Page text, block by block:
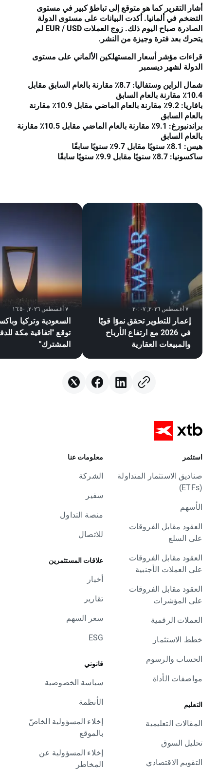
أشار التقرير كما هو متوقع إلى تباطؤ كبير في مستوى
التضخم في ألمانيا. أكدت البيانات على مستوى الدولة
الصادرة صباح اليوم ذلك. زوج العملات EUR / USD لم
يتحرك بعد فترة وجيزة من النشر.
قراءات مؤشر أسعار المستهلكين الألماني على مستوى
الدولة لشهر ديسمبر
شمال الراين وستفاليا: 8.7٪ مقارنة بالعام السابق مقابل
10.4٪ مقارنة بالعام السابق
بافاريا: 9.2٪ مقارنة بالعام الماضي مقابل 10.9٪ مقارنة
بالعام السابق
براندنبورغ: 9.1٪ مقارنة بالعام الماضي مقابل 10.5٪ مقارنة
بالعام السابق
هيس: 8.1٪ سنويًا مقابل 9.7٪ سنويًا سابقًا
ساكسونيا: 8.7٪ سنويًا مقابل 9.9٪ سنويًا سابقًا
٧ أغسطس ٢٠٢٦, ٢٠:٠٧
إعمار للتطوير تحقق نموًا قويًا
في 2026 مع ارتفاع الأرباح
والمبيعات العقارية
٧ أغسطس ٢٠٢٦, ١٦:٥٠
السعودية وتركيا
توقع "اتفاقية مكة
المشترك"
استثمر
صناديق الاستثمار المتداولة
(ETFs)
الأسهم
العقود مقابل الفروقات
على السلع
العقود مقابل الفروقات
على العملات الأجنبية
العقود مقابل الفروقات
على المؤشرات
العملات الرقمية
خطط الاستثمار
الحساب والرسوم
مواصفات الأداة
التعليم
المقالات التعليمية
تحليل السوق
التقويم الاقتصادي
معلومات عنا
الشركة
سفير
منصة التداول
للاتصال
علاقات المستثمرين
أخبار
تقارير
سعر السهم
ESG
قانوني
سياسة الخصوصية
الأنظمة
إخلاء المسؤولية الخاصّ
بالموقع
إخلاء المسؤولية عن
المخاطر